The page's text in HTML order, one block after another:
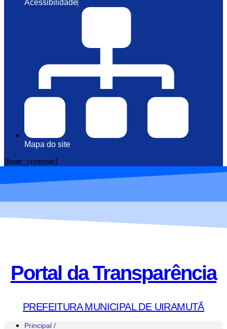
Acessibilidade
Mapa do site
[fonte_contraste]
Portal da Transparência
PREFEITURA MUNICIPAL DE UIRAMUTÃ
Principal /